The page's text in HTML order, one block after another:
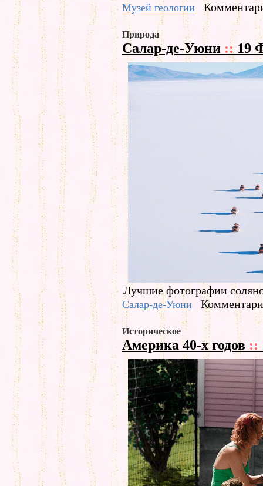
Музей геологии
Природа
Салар-де-Уюни ::19
Лучшие фотографии
Салар-де-Уюни
Историческое
Америка 40-х годов ::